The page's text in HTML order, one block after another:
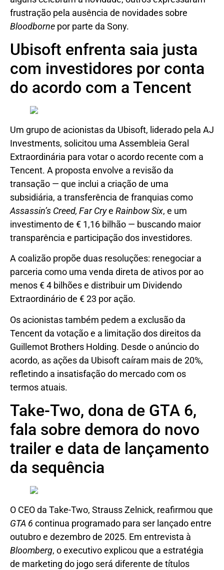
frustração pela ausência de novidades sobre
Bloodborne por parte da Sony.
Ubisoft enfrenta saia justa
com investidores por conta
do acordo com a Tencent
Um grupo de acionistas da Ubisoft, liderado pela AJ
Investments, solicitou uma Assembleia Geral
Extraordinária para votar o acordo recente com a
Tencent. A proposta envolve a revisão da
transação — que inclui a criação de uma
subsidiária, a transferência de franquias como
Assassin’s Creed, Far Crye Rainbow Six, e um
investimento de € 1,16 bilhão — buscando maior
transparência e participação dos investidores.
A coalizão propõe duas resoluções: renegociar a
parceria como uma venda direta de ativos por ao
menos € 4 bilhões e distribuir um Dividendo
Extraordinário de € 23 por ação.
Os acionistas também pedem a exclusão da
Tencent da votação e a limitação dos direitos da
Guillemot Brothers Holding. Desde o anúncio do
acordo, as ações da Ubisoft caíram mais de 20%,
refletindo a insatisfação do mercado com os
termos atuais.
Take-Two, dona de GTA 6,
fala sobre demora do novo
trailer e data de lançamento
da sequência
O CEO da Take-Two, Strauss Zelnick, reafirmou que
GTA 6 continua programado para ser lançado entre
outubro e dezembro de 2025. Em entrevista à
Bloomberg, o executivo explicou que a estratégia
de marketing do jogo será diferente de títulos